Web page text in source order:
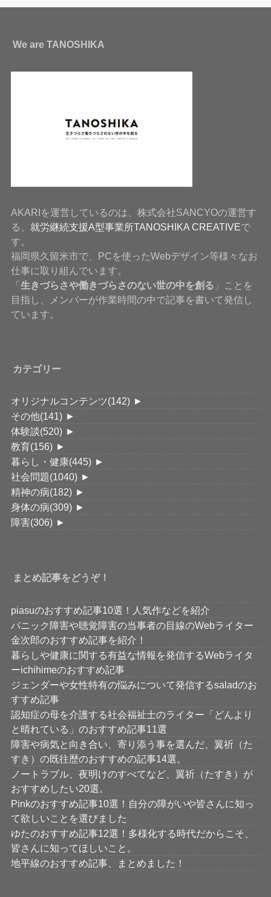
We are TANOSHIKA
AKARIを運営しているのは、株式会社SANCYOの運営す
る、 就労継続支援A型事業所TANOSHIKA CREATIVEで
す。
福岡県久留米市で、PCを使ったWebデザイン等様々なお
仕事に取り組んでいます。
「生きづらさや働きづらさのない世の中を創る 」ことを
目指し、メンバーが作業時間の中で記事を書いて発信し
ています。
カテゴリー
オリジナルコンテンツ(142) ►
その他(141) ►
体験談(520) ►
教育(156) ►
暮らし・健康(445) ►
社会問題(1040) ►
精神の病(182) ►
身体の病(309) ►
障害(306) ►
まとめ記事をどうぞ！
piasuのおすすめ記事10選！人気作などを紹介
パニック障害や聴覚障害の当事者の目線のWebライター
金次郎のおすすめ記事を紹介！
暮らしや健康に関する有益な情報を発信するWebライタ
ーichihimeのおすすめ記事
ジェンダーや女性特有の悩みについて発信するsaladのお
すすめ記事
認知症の母を介護する社会福祉士のライター「どんより
と晴れている」のおすすめ記事11選
障害や病気と向き合い、寄り添う事を選んだ、翼祈（た
すき）の既往歴のおすすめの記事14選。
ノートラブル、夜明けのすべてなど、翼祈（たすき）が
おすすめしたい20選。
Pinkのおすすめ記事10選！自分の障がいや皆さんに知っ
て欲しいことを選びました
ゆたのおすすめ記事12選！多様化する時代だからこそ、
皆さんに知ってほしいこと。
地平線のおすすめ記事、まとめました！